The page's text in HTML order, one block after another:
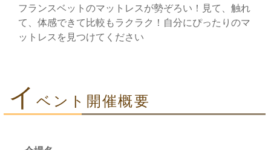
フランスベットのマットレスが勢ぞろい！見て、触れ
て、体感できて比較もラクラク！自分にぴったりのマ
ットレスを見つけてください
イベント開催概要